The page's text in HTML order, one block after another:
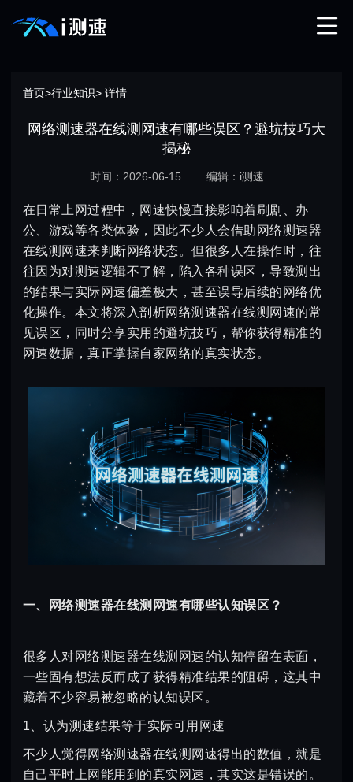
首页>行业知识> 详情
网络测速器在线测网速有哪些误区？避坑技巧大
揭秘
时间：2026-06-15 编辑：i测速
在日常上网过程中，网速快慢直接影响着刷剧、办
公、游戏等各类体验，因此不少人会借助网络测速器
在线测网速来判断网络状态。但很多人在操作时，往
往因为对测速逻辑不了解，陷入各种误区，导致测出
的结果与实际网速偏差极大，甚至误导后续的网络优
化操作。本文将深入剖析网络测速器在线测网速的常
见误区，同时分享实用的避坑技巧，帮你获得精准的
网速数据，真正掌握自家网络的真实状态。
一、网络测速器在线测网速有哪些认知误区？
很多人对网络测速器在线测网速的认知停留在表面，
一些固有想法反而成了获得精准结果的阻碍，这其中
藏着不少容易被忽略的认知误区。
1、认为测速结果等于实际可用网速
不少人觉得网络测速器在线测网速得出的数值，就是
自己平时上网能用到的真实网速，其实这是错误的。